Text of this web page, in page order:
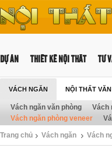
DỰ ÁN THIẾT KẾ NỘI THẤT TƯ
VÁCH NGĂN NỘI THẤT
NỘI THẤT TRƯỜNG HỌC
Vách ngăn văn phòng Vách
Vách ngăn phòng veneer
Trang chủ Vách ngăn Vách